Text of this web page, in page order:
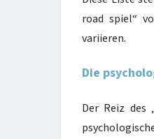
road spiel“
variieren.
Die
Der Reiz